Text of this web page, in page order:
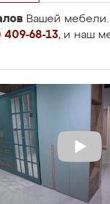
Вашей
409-68-13, и наш